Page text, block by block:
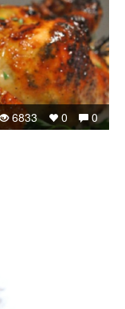
0
0
6833